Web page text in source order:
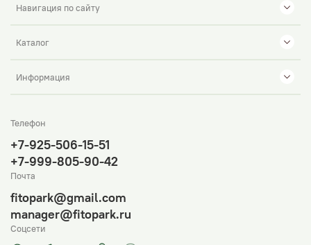
Навигация по сайту
Каталог
Информация
Телефон
+7-925-506-15-51
+7-999-805-90-42
Почта
fitopark@gmail.com
manager@fitopark.ru
Соцсети